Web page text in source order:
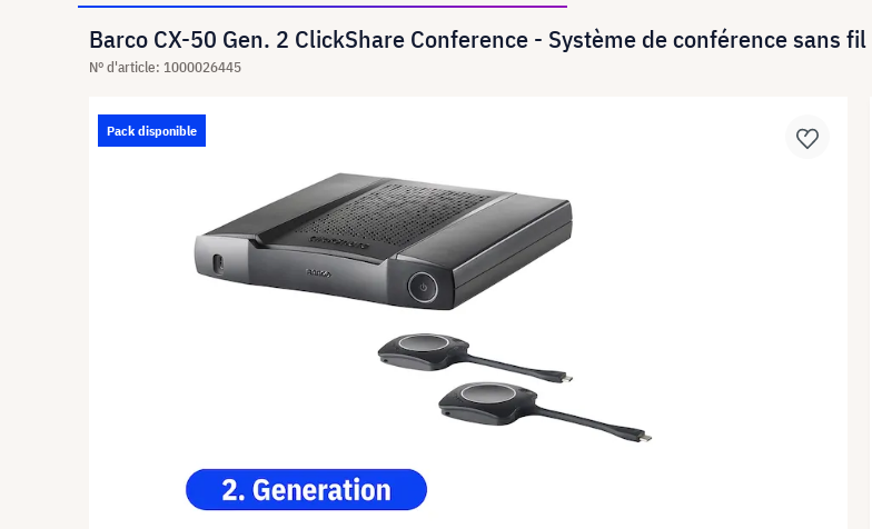
Barco CX-50 Gen. 2 ClickShare Conference - Système de conférence sans fil
N° d'article: 1000026445
Pack disponible